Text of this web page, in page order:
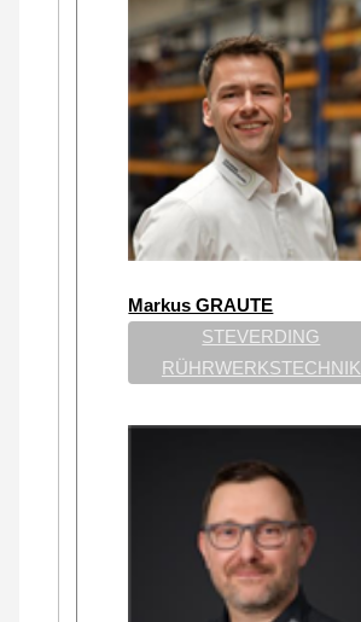
Markus GRAUTE
STEVERDING
RÜHRWERKSTECHNIK